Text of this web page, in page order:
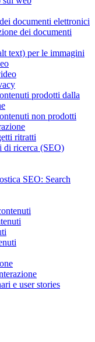
documenti elettronici
dei documenti
text) per le immagini
prodotti dalla
non prodotti
ritratti
di ricerca (SEO)
SEO: Search
e user stories